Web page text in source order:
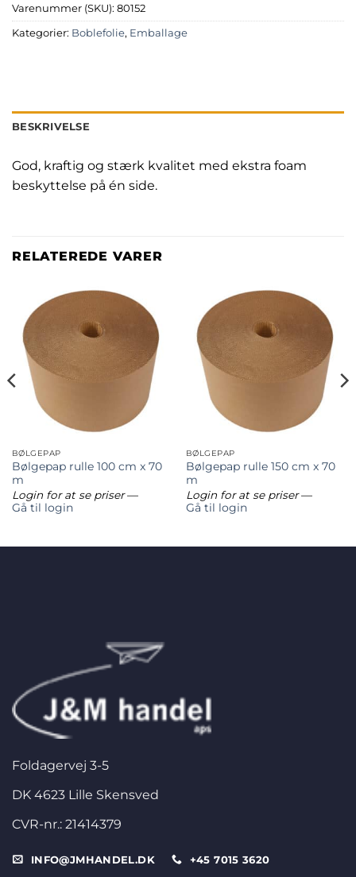
Varenummer (SKU): 80152
Kategorier: Boblefolie, Emballage
BESKRIVELSE
God, kraftig og stærk kvalitet med ekstra foam
beskyttelse på én side.
RELATEREDE VARER
BØLGEPAP
Bølgepap rulle 100 cm x 70
m
Login for at se priser—
Gå til login
BØLGEPAP
Bølgepap rulle 150 cm x 70
m
Login for at se priser—
Gå til login
Foldagervej 3-5
DK 4623 Lille Skensved
CVR-nr.: 21414379
INFO@JMHANDEL.DK +45 7015 3620